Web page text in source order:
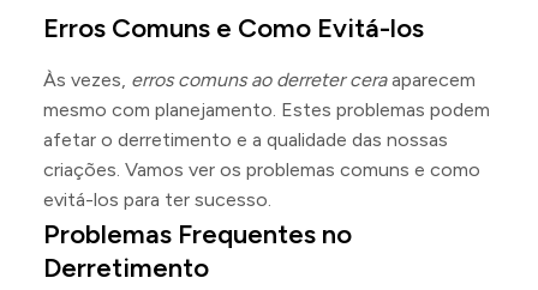
Erros Comuns e Como Evitá-los
Às vezes, erros comuns ao derreter ceraaparecem
mesmo com planejamento. Estes problemas podem
afetar o derretimento e a qualidade das nossas
criações. Vamos ver os problemas comuns e como
evitá-los para ter sucesso.
Problemas Frequentes no
Derretimento